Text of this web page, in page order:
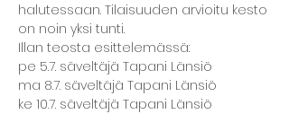
halutessaan. Tilaisuuden arvioitu kesto
on noin yksi tunti.
Illan teosta esittelemässä:
pe 5.7. säveltäjä Tapani Länsiö
ma 8.7. säveltäjä Tapani Länsiö
ke 10.7. säveltäjä Tapani Länsiö